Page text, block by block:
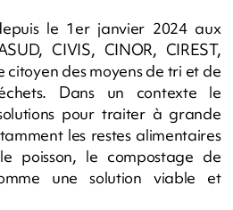
le 1er janvier 2024 aux
CIVIS, CINOR, CIREST,
des moyens de tri et de
Dans un contexte le
pour traiter à grande
les restes alimentaires
poisson, le compostage de
une solution viable et